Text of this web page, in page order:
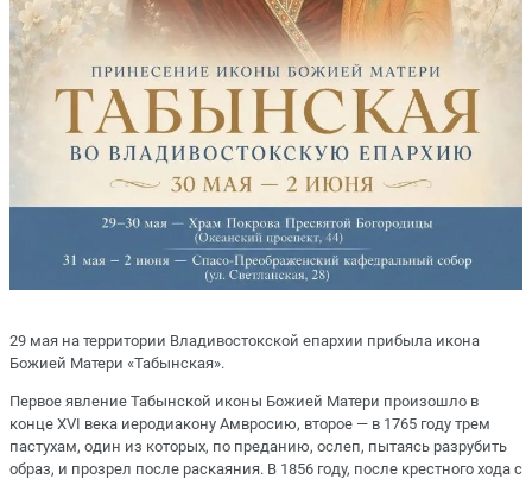
29 мая на территории Владивостокской епархии прибыла икона
Божией Матери «Табынская».
Первое явление Табынской иконы Божией Матери произошло в
конце XVI века иеродиакону Амвросию, второе — в 1765 году трем
пастухам, один из которых, по преданию, ослеп, пытаясь разрубить
образ, и прозрел после раскаяния. В 1856 году, после крестного хода с